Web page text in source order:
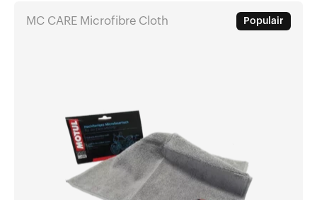
Populair
MC CARE Microfibre Cloth